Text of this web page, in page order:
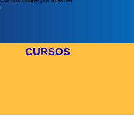
CURSOS